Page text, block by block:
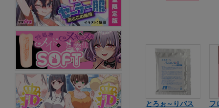
とろぉ～りバス
フ